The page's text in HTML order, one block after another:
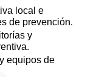
local e
de prevención.
y
equipos de